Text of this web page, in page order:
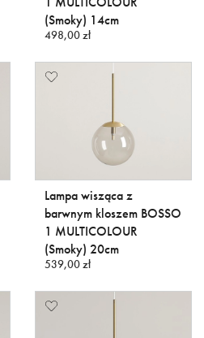
(Smoky) 14cm
498,00 zł
Lampa wisząca z
barwnym kloszem BOSSO
1 MULTICOLOUR
(Smoky) 20cm
539,00 zł